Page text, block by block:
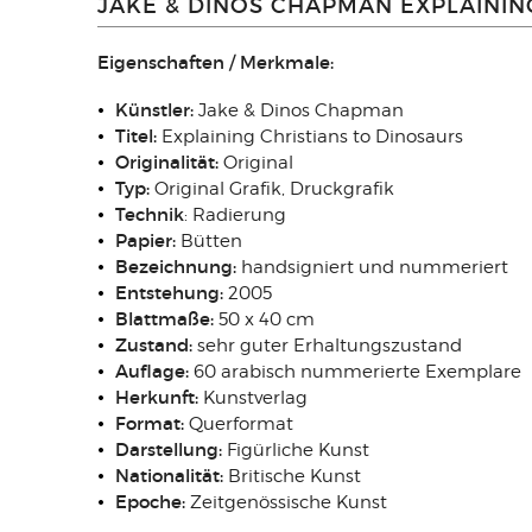
JAKE & DINOS CHAPMAN
Eigenschaften / Merkmale:
Künstler: Jake & Dinos Chapman
Titel: Explaining Christians to Dinosaurs
Originalität: Original
Typ: Original Grafik, Druckgrafik
Technik: Radierung
Papier: Bütten
Bezeichnung: handsigniert und nummeriert
Entstehung: 2005
Blattmaße: 50 x 40 cm
Zustand: sehr guter Erhaltungszustand
Auflage: 60 arabisch nummerierte Exemplare
Herkunft: Kunstverlag
Format: Querformat
Darstellung: Figürliche Kunst
Nationalität: Britische Kunst
Epoche: Zeitgenössische Kunst